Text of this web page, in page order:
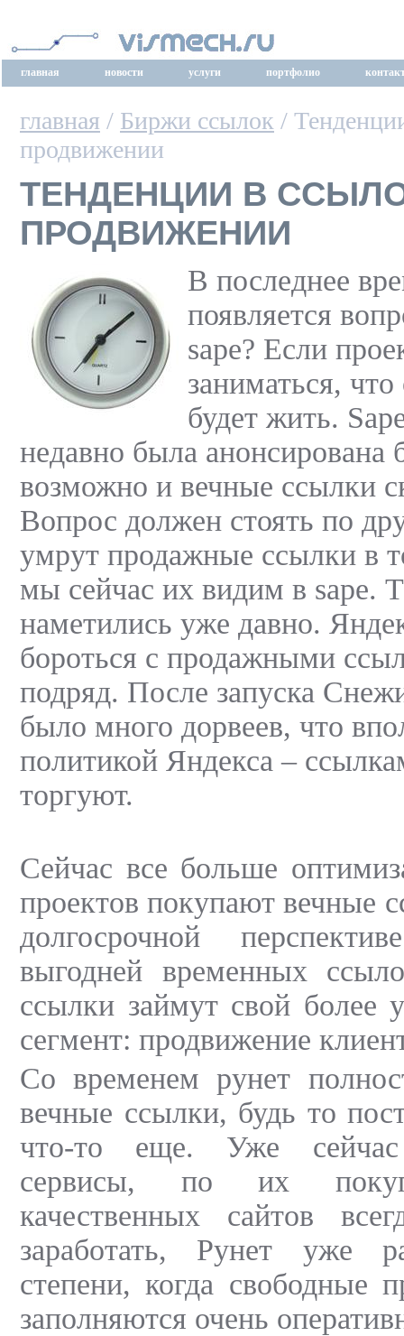
главная новости услуги портфолио
главная / Биржи ссылок /
продвижении
ТЕНДЕНЦИИ В
ПРОДВИЖЕНИИ
В последнее
появляется
sape? Если
заниматься,
будет жить.
недавно была анонсирована
возможно и вечные ссылки
Вопрос должен стоять по
умрут продажные ссылки в
мы сейчас их видим в sape.
наметились уже давно.
бороться с продажными
подряд. После запуска
было много дорвеев, что
политикой Яндекса –
торгуют.
Сейчас все больше
проектов покупают вечные
долгосрочной
выгодней временных
ссылки займут свой более
сегмент: продвижение
Со временем рунет
вечные ссылки, будь то
что-то еще. Уже
сервисы, по их
качественных сайтов
заработать, Рунет уже
степени, когда свободные
заполняются очень